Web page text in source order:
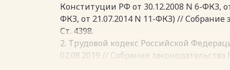
Конституции РФ от 30.12.2008 N 6-ФКЗ,
ФКЗ, от 21.07.2014 N 11-ФКЗ) // Собрание
Ст. 4398.
2. Трудовой кодекс Российской
02.08.2019 // Собрание законодательства